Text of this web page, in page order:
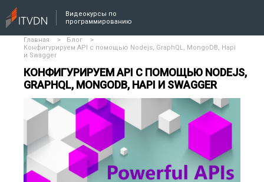
Видеокурсы по
программированию
Главная > Блог
>
Конфигурируем API с помощью Nodejs, GraphQL, MongoDB, Hapi
и Swagger
КОНФИГУРИРУЕМ API С ПОМОЩЬЮ NODEJS,
GRAPHQL, MONGODB, HAPI И SWAGGER